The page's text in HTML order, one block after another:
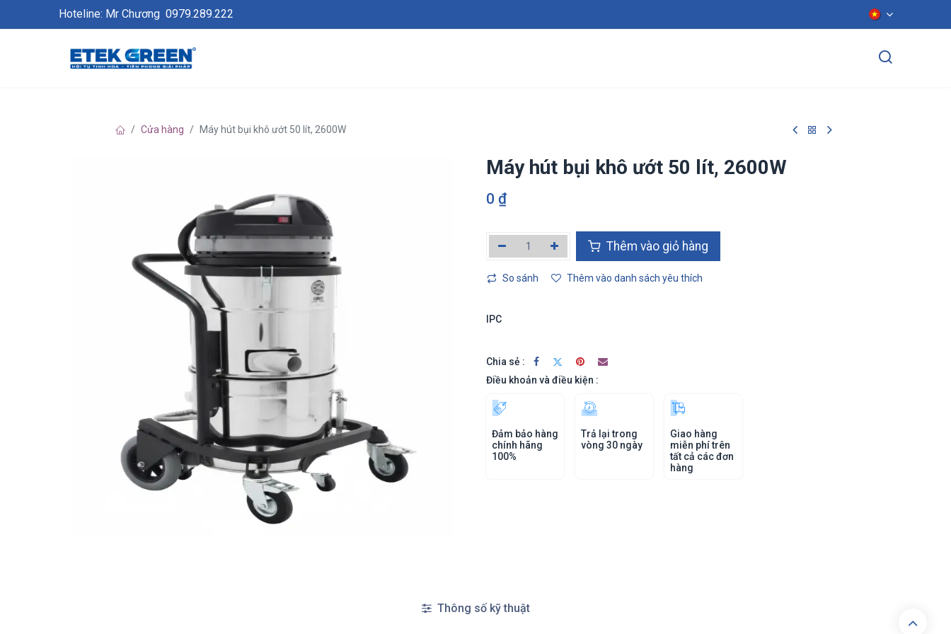
Hoteline: Mr Chương 0979.289.222
Cửa hàng Máy hút bụi khô ướt 50 lít, 2600W
Máy hút bụi khô ướt 50 lít, 2600W
0 ₫
Thêm vào giỏ hàn​​​​g
So sánh Thêm vào danh sách yêu thích
IPC
Chia sẻ :
Điều khoản và điều kiện :
Đảm bảo hàng
chính hãng
100%
Trả lại trong
vòng 30 ngày
Giao hàng
miễn phí trên
tất cả các đơn
hàng
Thông số kỹ thuật